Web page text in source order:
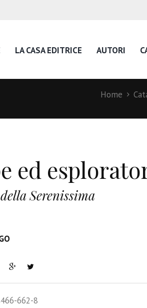
LA CASA EDITRICE AUTORI
Home
ed
Serenissima
662-8